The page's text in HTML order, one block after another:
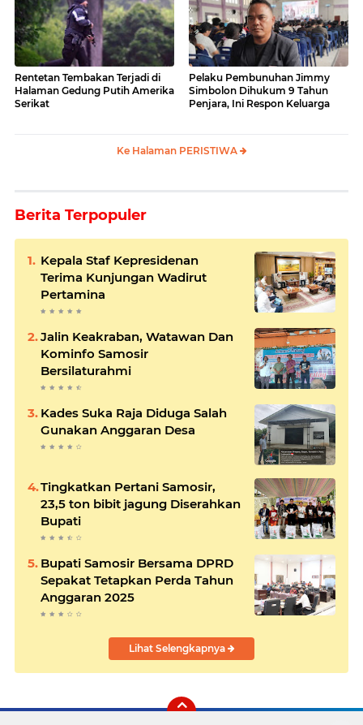
Rentetan Tembakan Terjadi di
Halaman Gedung Putih Amerika
Serikat
Pelaku Pembunuhan Jimmy
Simbolon Dihukum 9 Tahun
Penjara, Ini Respon Keluarga
Ke Halaman PERISTIWA
Berita Terpopuler
Kepala Staf Kepresidenan
Terima Kunjungan Wadirut
Pertamina
Jalin Keakraban, Watawan Dan
Kominfo Samosir
Bersilaturahmi
Kades Suka Raja Diduga Salah
Gunakan Anggaran Desa
Tingkatkan Pertani Samosir,
23,5 ton bibit jagung Diserahkan
Bupati
Bupati Samosir Bersama DPRD
Sepakat Tetapkan Perda Tahun
Anggaran 2025
Lihat Selengkapnya